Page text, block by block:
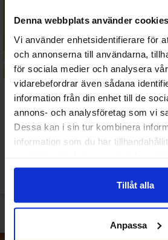
Denna webbplats använder cookies
Vi använder enhetsidentifierare för
och annonserna till användarna,
för sociala medier och analysera
vidarebefordrar även sådana
information från din enhet till de
annons- och analysföretag som vi
Dessa kan i sin tur kombinera
information som du har
Tillåt alla
Anpassa
Nature Valley Crunchy Variety
Pack 210g
6.90 EUR/kpl
Katso